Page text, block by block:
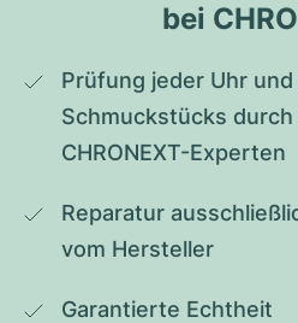
bei
Prüfung jeder Uhr und
Schmuckstücks
CHRONEXT-Experten
Reparatur
vom Hersteller
Garantierte Echtheit